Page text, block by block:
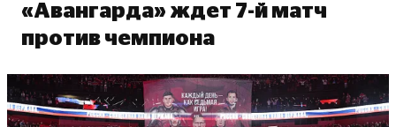
«Авангарда» ждет 7-й матч
против чемпиона